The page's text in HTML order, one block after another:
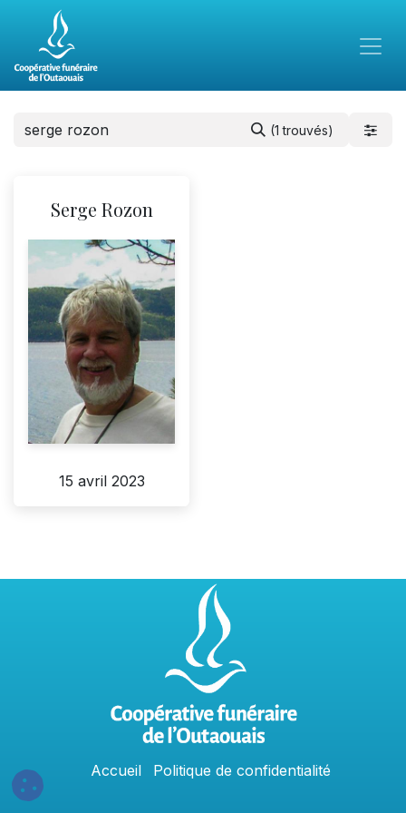
(1 trouvés)
Serge Rozon
15 avril 2023
Accue​il Politique​​ de confidentialit​é